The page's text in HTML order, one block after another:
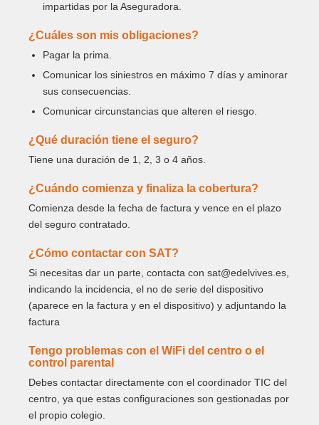
impartidas por la Aseguradora.
¿Cuáles son mis obligaciones?
Pagar la prima.
Comunicar los siniestros en máximo 7 días y aminorar
sus consecuencias.
Comunicar circunstancias que alteren el riesgo.
¿Qué duración tiene el seguro?
Tiene una duración de 1, 2, 3 o 4 años.
¿Cuándo comienza y finaliza la cobertura?
Comienza desde la fecha de factura y vence en el plazo
del seguro contratado.
¿Cómo contactar con SAT?
Si necesitas dar un parte, contacta con sat@edelvives.es,
indicando la incidencia, el no de serie del dispositivo
(aparece en la factura y en el dispositivo) y adjuntando la
factura
Tengo problemas con el WiFi del centro o el
control parental
Debes contactar directamente con el coordinador TIC del
centro, ya que estas configuraciones son gestionadas por
el propio colegio.